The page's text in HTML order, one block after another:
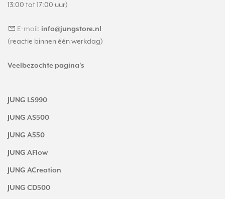
13:00 tot 17:00 uur)
E-mail: info@jungstore.nl
(reactie binnen één werkdag)
Veelbezochte pagina's
JUNG LS990
JUNG AS500
JUNG A550
JUNG AFlow
JUNG ACreation
JUNG CD500